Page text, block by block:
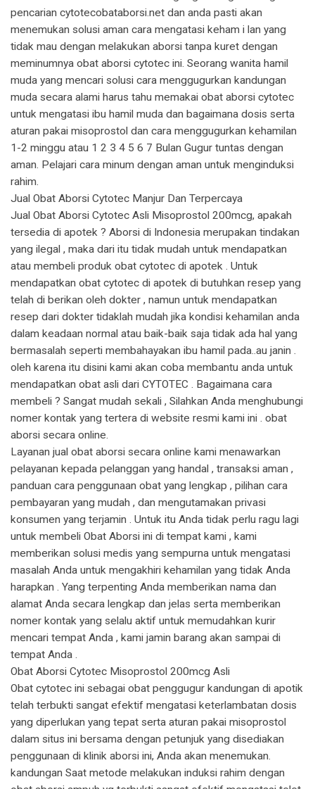
pencarian cytotecobataborsi.net dan anda pasti akan
menemukan solusi aman cara mengatasi keham i lan yang
tidak mau dengan melakukan aborsi tanpa kuret dengan
meminumnya obat aborsi cytotec ini. Seorang wanita hamil
muda yang mencari solusi cara menggugurkan kandungan
muda secara alami harus tahu memakai obat aborsi cytotec
untuk mengatasi ibu hamil muda dan bagaimana dosis serta
aturan pakai misoprostol dan cara menggugurkan kehamilan
1-2 minggu atau 1 2 3 4 5 6 7 Bulan Gugur tuntas dengan
aman. Pelajari cara minum dengan aman untuk menginduksi
rahim.
Jual Obat Aborsi Cytotec Manjur Dan Terpercaya
Jual Obat Aborsi Cytotec Asli Misoprostol 200mcg, apakah
tersedia di apotek ? Aborsi di Indonesia merupakan tindakan
yang ilegal , maka dari itu tidak mudah untuk mendapatkan
atau membeli produk obat cytotec di apotek . Untuk
mendapatkan obat cytotec di apotek di butuhkan resep yang
telah di berikan oleh dokter , namun untuk mendapatkan
resep dari dokter tidaklah mudah jika kondisi kehamilan anda
dalam keadaan normal atau baik-baik saja tidak ada hal yang
bermasalah seperti membahayakan ibu hamil pada..au janin .
oleh karena itu disini kami akan coba membantu anda untuk
mendapatkan obat asli dari CYTOTEC . Bagaimana cara
membeli ? Sangat mudah sekali , Silahkan Anda menghubungi
nomer kontak yang tertera di website resmi kami ini . obat
aborsi secara online.
Layanan jual obat aborsi secara online kami menawarkan
pelayanan kepada pelanggan yang handal , transaksi aman ,
panduan cara penggunaan obat yang lengkap , pilihan cara
pembayaran yang mudah , dan mengutamakan privasi
konsumen yang terjamin . Untuk itu Anda tidak perlu ragu lagi
untuk membeli Obat Aborsi ini di tempat kami , kami
memberikan solusi medis yang sempurna untuk mengatasi
masalah Anda untuk mengakhiri kehamilan yang tidak Anda
harapkan . Yang terpenting Anda memberikan nama dan
alamat Anda secara lengkap dan jelas serta memberikan
nomer kontak yang selalu aktif untuk memudahkan kurir
mencari tempat Anda , kami jamin barang akan sampai di
tempat Anda .
Obat Aborsi Cytotec Misoprostol 200mcg Asli
Obat cytotec ini sebagai obat penggugur kandungan di apotik
telah terbukti sangat efektif mengatasi keterlambatan dosis
yang diperlukan yang tepat serta aturan pakai misoprostol
dalam situs ini bersama dengan petunjuk yang disediakan
penggunaan di klinik aborsi ini, Anda akan menemukan.
kandungan Saat metode melakukan induksi rahim dengan